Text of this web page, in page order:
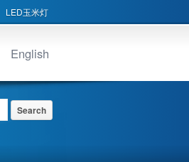
LED玉米灯
English